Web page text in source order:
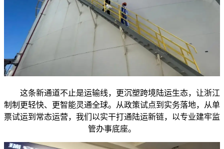
这条新通道不止是运输线，更沉塑跨境陆运生态，让浙江
制制更轻快、更智能灵通全球。从政策试点到实务落地，从单
票试运到常态运营，我们以实干打通陆运新链，以专业建牢监
管办事底座。